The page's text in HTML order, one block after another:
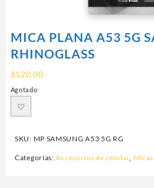
MICA PLANA A53 5G
RHINOGLASS
$120.00
Agotado
SKU: MP SAMSUNG A53 5G RG
Categorías:Accesorios de celular, Micas